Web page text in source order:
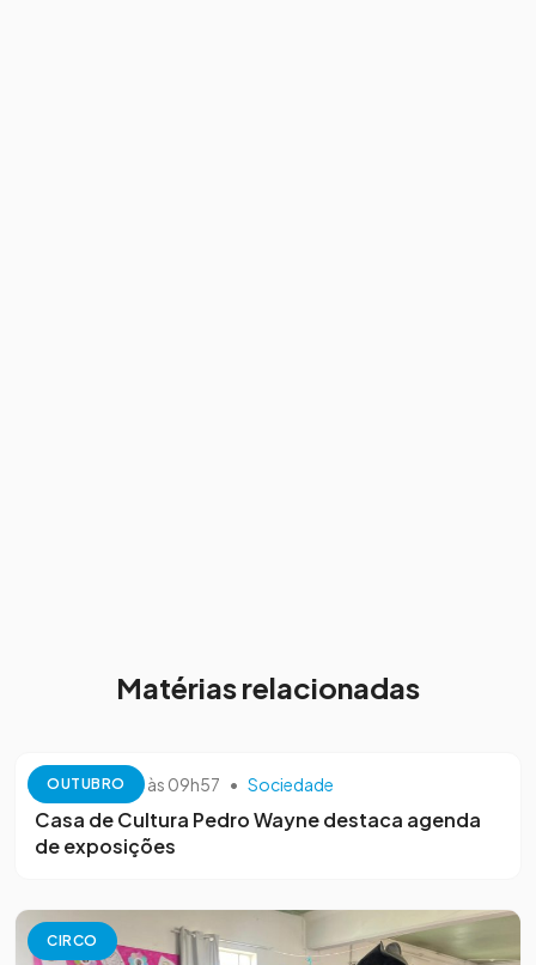
Matérias relacionadas
OUTUBRO
13 de outubro às 09h57 • Sociedade
Casa de Cultura Pedro Wayne destaca agenda
de exposições
CIRCO